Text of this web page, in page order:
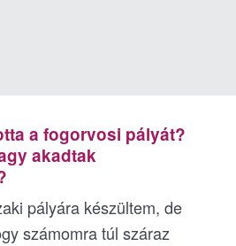
a fogorvosi pályát?
akadtak
pályára készültem, de
számomra túl száraz